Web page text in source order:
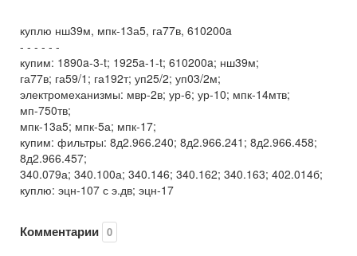
куплю нш39м, мпк-13а5, га77в, 610200a
- - - - - -
купим: 1890a-3-t; 1925a-1-t; 610200a; нш39м;
га77в; га59/1; га192т; уп25/2; уп03/2м;
электромеханизмы: мвр-2в; ур-6; ур-10; мпк-14мтв;
мп-750тв;
мпк-13а5; мпк-5а; мпк-17;
купим: фильтры: 8д2.966.240; 8д2.966.241; 8д2.966.458;
8д2.966.457;
340.079а; 340.100а; 340.146; 340.162; 340.163; 402.014б;
куплю: эцн-107 с э.дв; эцн-17
Комментарии 0